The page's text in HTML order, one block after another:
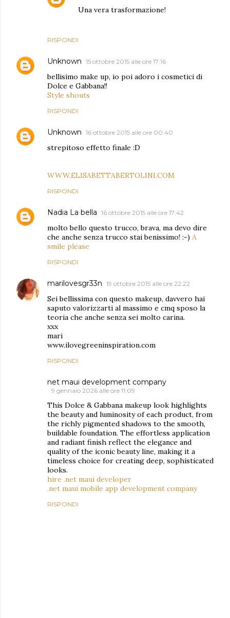
RISPONDI
Una vera trasformazione!
Unknown 15 ottobre 2015 alle ore 17:16
bellisimo make up, io poi adoro i cosmetici di
Dolce e Gabbana!!
Style shouts
RISPONDI
Unknown 16 ottobre 2015 alle ore 00:40
strepitoso effetto finale :D
WWW.ELISABETTABERTOLINI.COM
RISPONDI
Nadia La bella 16 ottobre 2015 alle ore 17:42
molto bello questo trucco, brava, ma devo dire
che anche senza trucco stai benissimo! :-) A
smile please
RISPONDI
marilovesgr33n 19 ottobre 2015 alle ore 22:22
Sei bellissima con questo makeup, davvero hai
saputo valorizzarti al massimo e cmq sposo la
teoria che anche senza sei molto carina.
xxx
mari
www.ilovegreeninspiration.com
RISPONDI
net maui development company
9 gennaio 2026 alle ore 11:09
This Dolce & Gabbana makeup look highlights
the beauty and luminosity of each product, from
the richly pigmented shadows to the smooth,
buildable foundation. The effortless application
and radiant finish reflect the elegance and
quality of the iconic beauty line, making it a
timeless choice for creating deep, sophisticated
looks.
hire .net maui developer
.net maui mobile app development company
RISPONDI